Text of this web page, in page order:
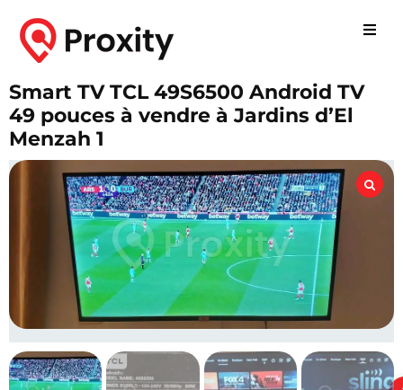
Smart TV TCL 49S6500 Android TV
49 pouces à vendre à Jardins d’El
Menzah 1